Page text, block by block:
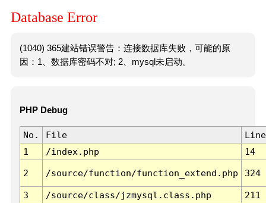
Database Error
(1040) 365建站错误警告：连接数据库失败，可能的原
因：1、数据库密码不对; 2、mysql未启动。
PHP Debug
No. File
Line
1
/index.php 14
2 /source/function/function_extend.php 324
3 /source/class/jzmysql.class.php
211